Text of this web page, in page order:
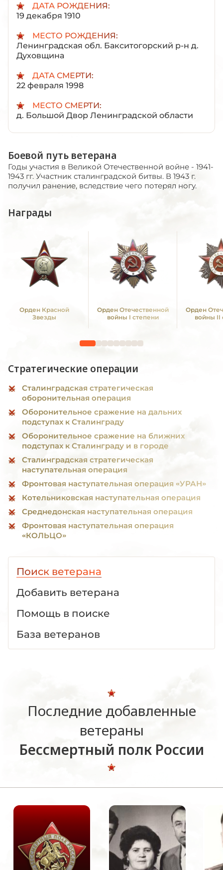
ДАТА РОЖДЕНИЯ:
19 декабря 1910
МЕСТО РОЖДЕНИЯ:
Ленинградская обл. Бакситогорский р-н д.
Духовщина
ДАТА СМЕРТИ:
22 февраля 1998
МЕСТО СМЕРТИ:
д. Большой Двор Ленинградской области
Боевой путь ветерана
Годы участия в Великой Отечественной войне - 1941-
1943 гг. Участник сталинградской битвы. В 1943 г.
получил ранение, вследствие чего потерял ногу.
Награды
Орден Красной
Звезды
Орден Отечественной
войны I степени
Орден
войны II
Стратегические операции
Сталинградская стратегическая
оборонительная операция
Оборонительное сражение на дальних
подступах к Сталинграду
Оборонительное сражение на ближних
подступах к Сталинграду и в городе
Сталинградская стратегическая
наступательная операция
Фронтовая наступательная операция «УРАН»
Котельниковская наступательная операция
Среднедонская наступательная операция
Фронтовая наступательная операция
«КОЛЬЦО»
Поиск ветерана
Добавить ветерана
Помощь в поиске
База ветеранов
Последние добавленные
ветераны
Бессмертный полк России